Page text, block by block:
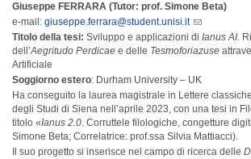
Giuseppe FERRARA (Tutor: prof. Simone Beta)
e-mail: giuseppe.ferrara@student.unisi.it
Titolo della tesi: Sviluppo e applicazioni di Ianus AI.
dell’Aegritudo Perdicae e delle Tesmoforiazuse
Artificiale
Soggiorno estero: Durham University – UK
Ha conseguito la laurea magistrale in Lettere
degli Studi di Siena nell’aprile 2023, con una tesi in
titolo «Ianus 2.0. Corruttele filologiche, congetture
Simone Beta; Correlatrice: prof.ssa Silvia Mattiacci).
Il suo progetto si inserisce nel campo di ricerca delle